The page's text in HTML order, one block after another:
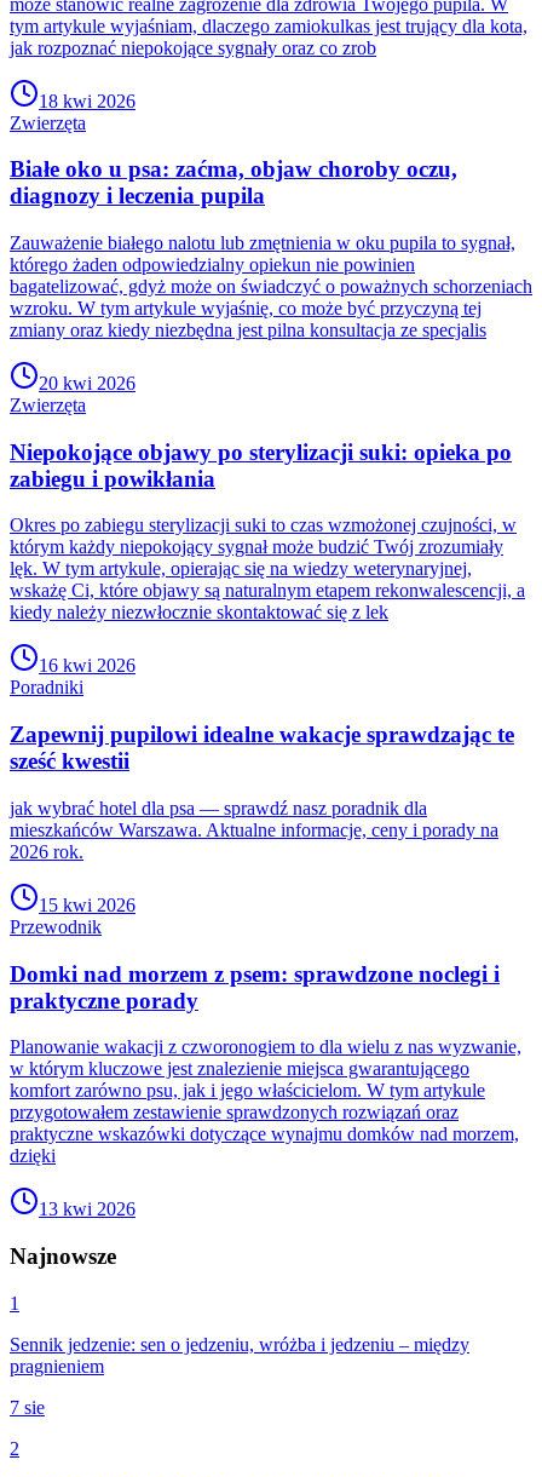
tym artykule wyjaśniam, dlaczego zamiokulkas jest trujący dla kota,
jak rozpoznać niepokojące sygnały oraz co zrob
18 kwi 2026
Zwierzęta
Białe oko u psa: zaćma, objaw choroby oczu,
diagnozy i leczenia pupila
Zauważenie białego nalotu lub zmętnienia w oku pupila to sygnał,
którego żaden odpowiedzialny opiekun nie powinien
bagatelizować, gdyż może on świadczyć o poważnych schorzeniach
wzroku. W tym artykule wyjaśnię, co może być przyczyną tej
zmiany oraz kiedy niezbędna jest pilna konsultacja ze specjalis
20 kwi 2026
Zwierzęta
Niepokojące objawy po sterylizacji suki: opieka po
zabiegu i powikłania
Okres po zabiegu sterylizacji suki to czas wzmożonej czujności, w
którym każdy niepokojący sygnał może budzić Twój zrozumiały
lęk. W tym artykule, opierając się na wiedzy weterynaryjnej,
wskażę Ci, które objawy są naturalnym etapem rekonwalescencji, a
kiedy należy niezwłocznie skontaktować się z lek
16 kwi 2026
Poradniki
Zapewnij pupilowi idealne wakacje sprawdzając te
sześć kwestii
jak wybrać hotel dla psa — sprawdź nasz poradnik dla
mieszkańców Warszawa. Aktualne informacje, ceny i porady na
2026 rok.
15 kwi 2026
Przewodnik
Domki nad morzem z psem: sprawdzone noclegi i
praktyczne porady
Planowanie wakacji z czworonogiem to dla wielu z nas wyzwanie,
w którym kluczowe jest znalezienie miejsca gwarantującego
komfort zarówno psu, jak i jego właścicielom. W tym artykule
przygotowałem zestawienie sprawdzonych rozwiązań oraz
praktyczne wskazówki dotyczące wynajmu domków nad morzem,
dzięki
13 kwi 2026
Najnowsze
1
Sennik jedzenie: sen o jedzeniu, wróżba i jedzeniu – między
pragnieniem
7 sie
2